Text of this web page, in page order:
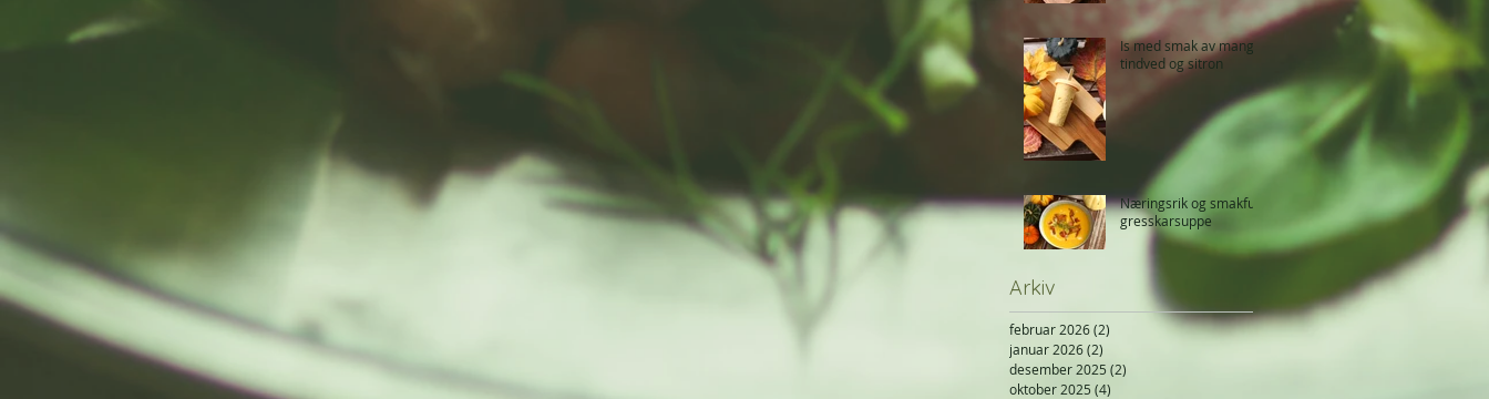
Is med smak av mango,
tindved og sitron
Næringsrik og smakfull
gresskarsuppe
Arkiv
februar 2026(2)
januar 2026(2)
desember 2025 (2)
oktober 2025 (4)